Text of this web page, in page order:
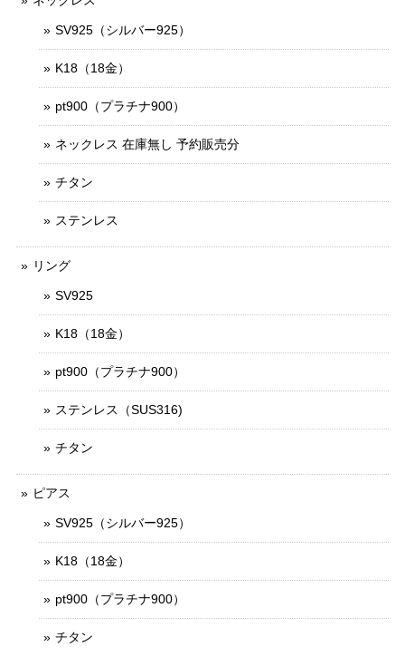
SV925（シルバー925）
K18（18金）
pt900（プラチナ900）
ネックレス 在庫無し 予約販売分
チタン
ステンレス
リング
SV925
K18（18金）
pt900（プラチナ900）
ステンレス（SUS316)
チタン
ピアス
SV925（シルバー925）
K18（18金）
pt900（プラチナ900）
チタン